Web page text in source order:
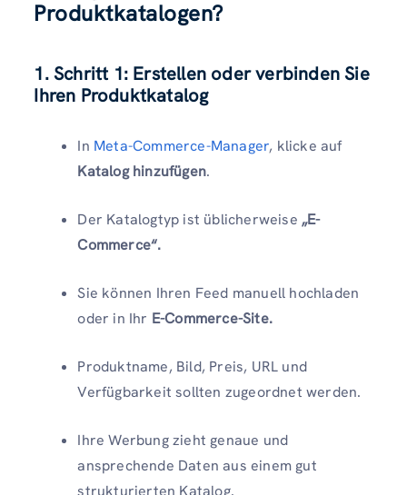
Produktkatalogen?
1. Schritt 1: Erstellen oder verbinden Sie
Ihren Produktkatalog
In Meta-Commerce-Manager, klicke auf
Katalog hinzufügen.
Der Katalogtyp ist üblicherweise „E-
Commerce“.
Sie können Ihren Feed manuell hochladen
oder in Ihr E-Commerce-Site.
Produktname, Bild, Preis, URL und
Verfügbarkeit sollten zugeordnet werden.
Ihre Werbung zieht genaue und
ansprechende Daten aus einem gut
strukturierten Katalog.